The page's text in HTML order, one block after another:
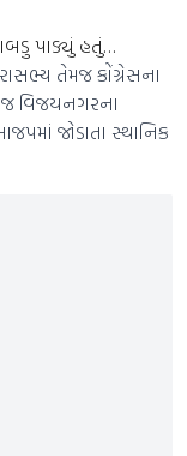
પાડ્યું હતું…
તેમજ કોંગ્રેસના
વિજયનગરના
જોડાતા સ્થાનિક